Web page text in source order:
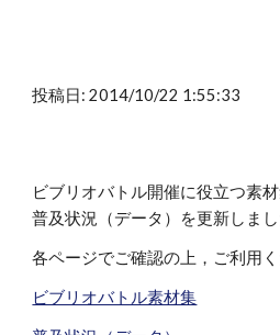
投稿日: 2014/10/22 1:55:33
ビブリオバトル開催に役立つ素
普及状況（データ）を更新しまし
各ページでご確認の上，ご利用く
ビブリオバトル素材集